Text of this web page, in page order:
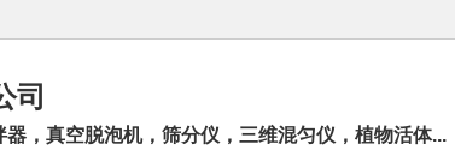
司
，真空脱泡机，筛分仪，三维混匀仪，植物活体...